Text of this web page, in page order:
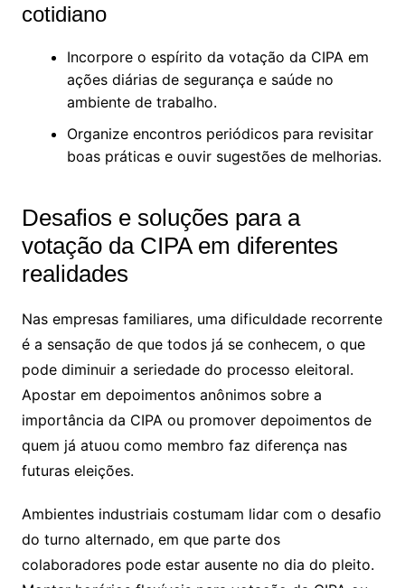
cotidiano
Incorpore o espírito da votação da CIPA em
ações diárias de segurança e saúde no
ambiente de trabalho.
Organize encontros periódicos para revisitar
boas práticas e ouvir sugestões de melhorias.
Desafios e soluções para a
votação da CIPA em diferentes
realidades
Nas empresas familiares, uma dificuldade recorrente
é a sensação de que todos já se conhecem, o que
pode diminuir a seriedade do processo eleitoral.
Apostar em depoimentos anônimos sobre a
importância da CIPA ou promover depoimentos de
quem já atuou como membro faz diferença nas
futuras eleições.
Ambientes industriais costumam lidar com o desafio
do turno alternado, em que parte dos
colaboradores pode estar ausente no dia do pleito.